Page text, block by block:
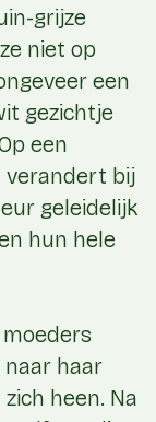
grijze
niet op
een
gezichtje
een
verandert bij
geleidelijk
hun hele
haar
heen. Na